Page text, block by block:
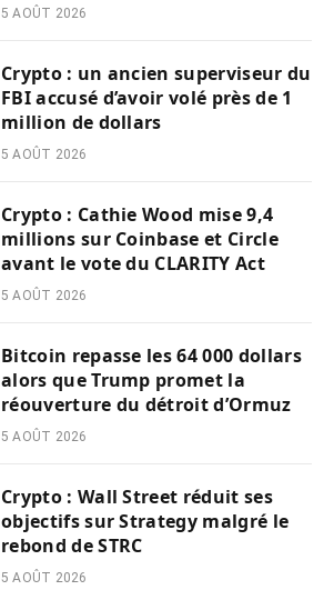
5 AOÛT 2026
Crypto : un ancien superviseur du
FBI accusé d’avoir volé près de 1
million de dollars
5 AOÛT 2026
Crypto : Cathie Wood mise 9,4
millions sur Coinbase et Circle
avant le vote du CLARITY Act
5 AOÛT 2026
Bitcoin repasse les 64 000 dollars
alors que Trump promet la
réouverture du détroit d’Ormuz
5 AOÛT 2026
Crypto : Wall Street réduit ses
objectifs sur Strategy malgré le
rebond de STRC
5 AOÛT 2026